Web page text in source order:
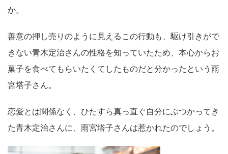
か。
善意の押し売りのように見えるこの行動も、駆け引きがで
きない青木定治さんの性格を知っていたため、本心からお
菓子を食べてもらいたくてしたものだと分かったという雨
宮塔子さん。
恋愛とは関係なく、ひたすら真っ直ぐ自分にぶつかってき
た青木定治さんに、雨宮塔子さんは惹かれたのでしょう。